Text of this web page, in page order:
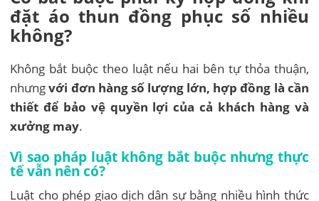
đặt áo thun đồng phục số nhiều
không?
Không bắt buộc theo luật nếu hai bên tự thỏa thuận,
nhưngvới đơn hàng số lượng lớn, hợp đồng là cần
thiết để bảo vệ quyền lợi của cả khách hàng và
xưởng may.
Vì sao pháp luật không bắt buộc nhưng thực
tế vẫn nên có?
Luật cho phép giao dịch dân sự bằng nhiều hình thức